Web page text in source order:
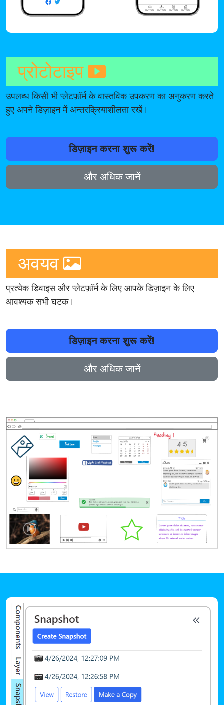
प्रोटोटाइप
उपलब्ध किसी भी प्लेटफ़ॉर्म के वास्तविक उपकरण का अनुकरण करते
हुए अपने डिज़ाइन में अन्तरक्रियाशीलता रखें।
डिज़ाइन करना शुरू करें!
और अधिक जानें
अवयव
प्रत्येक डिवाइस और प्लेटफ़ॉर्म के लिए आपके डिज़ाइन के लिए
आवश्यक सभी घटक।
डिज़ाइन करना शुरू करें!
और अधिक जानें